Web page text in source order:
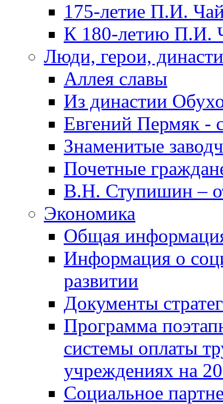
175-летие П.И.
К 180-летию П.И.
Люди, герои,
Аллея славы
Из династии
Евгений Пермяк -
Знаменитые
Почетные
В.Н. Ступишин –
Экономика
Общая
Информация о
развитии
Документы
Программа
системы оплаты
учреждениях на
Социальное